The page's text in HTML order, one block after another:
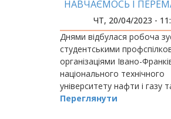
НАВЧАЄМОСЬ І
ЧТ, 20/04/2023 -
Днями відбулася робоча
студентськими
організаціями Івано-
національного технічного
університету нафти і газу
Львівського національного
Переглянути